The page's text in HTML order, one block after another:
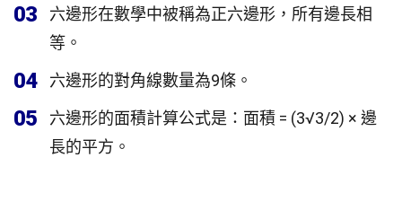
03
六邊形在數學中被稱為正六邊形，所有邊長相
等。
04 六邊形的對角線數量為9條。
05
六邊形的面積計算公式是：面積 = (3√3/2) × 邊
長的平方。